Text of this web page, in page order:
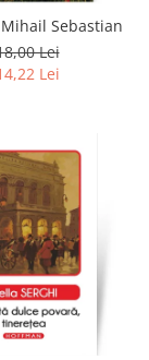
Sebastian
Lei
Lei